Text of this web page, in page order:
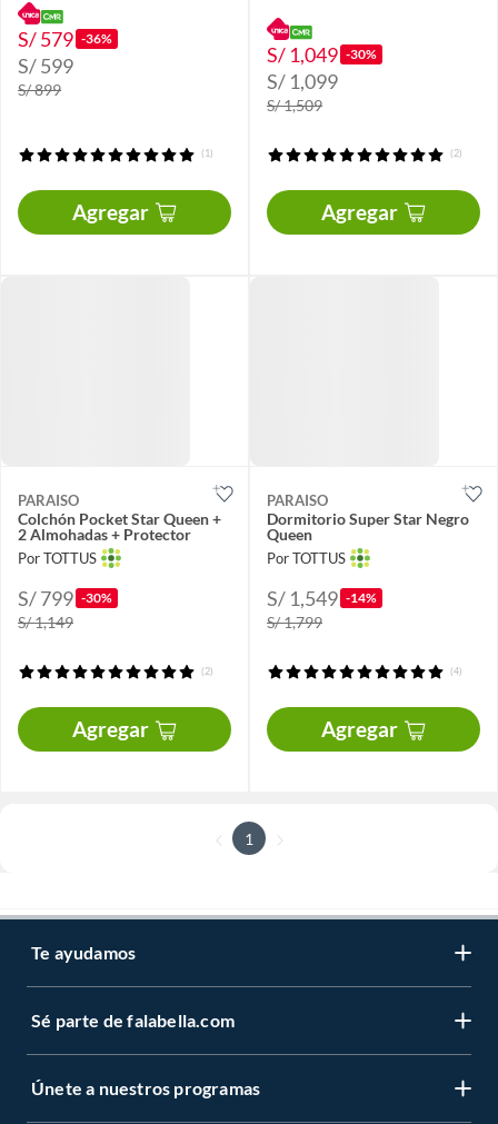
S/ 579 -36%
S/ 599
S/ 899
(1)
Agregar
S/ 1,049 -30%
S/ 1,099
S/ 1,509
(2)
Agregar
PARAISO
Colchón Pocket Star Queen +
2 Almohadas + Protector
Por TOTTUS
S/ 799 -30%
S/ 1,149
(2)
Agregar
PARAISO
Dormitorio Super Star Negro
Queen
Por TOTTUS
S/ 1,549 -14%
S/ 1,799
(4)
Agregar
1
Te ayudamos
Sé parte de falabella.com
Únete a nuestros programas